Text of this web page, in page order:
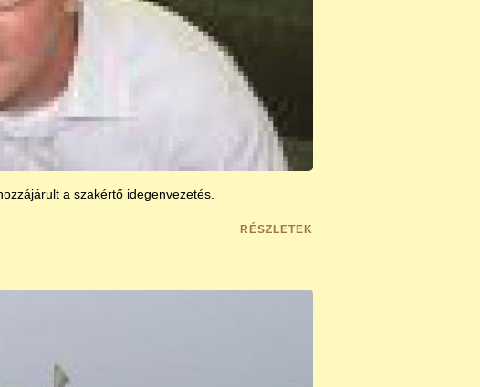
a szakértő idegenvezetés.
RÉSZLETEK